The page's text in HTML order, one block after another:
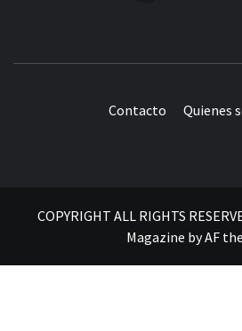
Contacto Quienes
COPYRIGHT ALL RIGHTS
Magazine byAF